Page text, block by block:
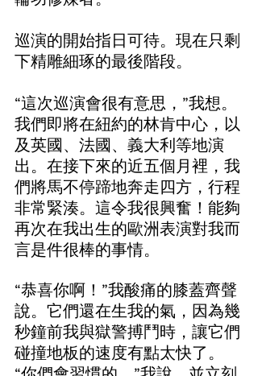
巡演的開始指日可待。現在只剩
下精雕細琢的最後階段。
“這次巡演會很有意思，”我想。
我們即將在紐約的林肯中心，以
及英國、法國、義大利等地演
出。在接下來的近五個月裡，我
們將馬不停蹄地奔走四方，行程
非常緊湊。這令我很興奮！能夠
再次在我出生的歐洲表演對我而
言是件很棒的事情。
“恭喜你啊！”我酸痛的膝蓋齊聲
說。它們還在生我的氣，因為幾
秒鐘前我與獄警搏鬥時，讓它們
碰撞地板的速度有點太快了。